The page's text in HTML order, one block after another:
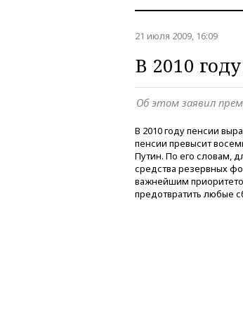
21 июля 2009, 16:09
В 2010
Об этом заявил
В 2010 году пенсии
пенсии превысит
Путин. По его словам,
средства резервных
важнейшим
предотвратить любые